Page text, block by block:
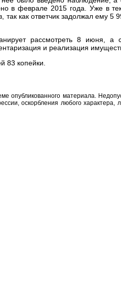
в феврале 2015 года. Уже в
как ответчик задолжал ему 5
рассмотреть 8 июня, а
и реализация
83 копейки.
опубликованного материала.
оскорбления любого характера,